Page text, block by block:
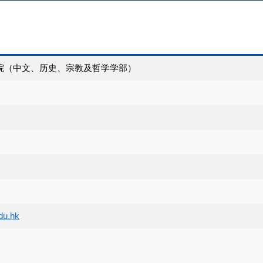
中文、历史、宗教及哲学学部）